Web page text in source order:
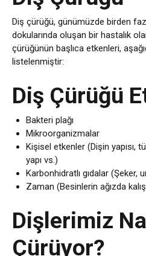
Diş çürüğü, günümüzde birden
dokularında oluşan bir hastalık
çürüğünün başlıca etkenleri,
listelenmiştir:
Diş Çürüğü
Bakteri plağı
Mikroorganizmalar
Kişisel etkenler (Dişin yapısı,
yapı vs.)
Karbonhidratlı gıdalar (Şeker,
Zaman (Besinlerin ağızda
Dişlerimiz
Çürüyor?